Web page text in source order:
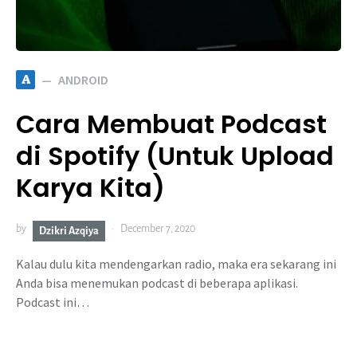
A ANDROID
Cara Membuat Podcast
di Spotify (Untuk Upload
Karya Kita)
by Dzikri Azqiya December 7, 2020
Kalau dulu kita mendengarkan radio, maka era sekarang ini
Anda bisa menemukan podcast di beberapa aplikasi.
Podcast ini…